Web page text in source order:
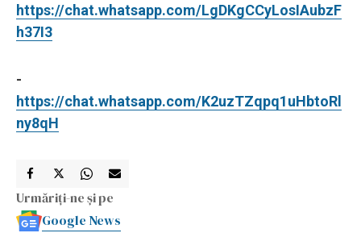
https://chat.whatsapp.com/LgDKgCCyLosIAubzF
h37I3
-
https://chat.whatsapp.com/K2uzTZqpq1uHbtoRl
ny8qH
Urmăriți-ne și pe
Google News